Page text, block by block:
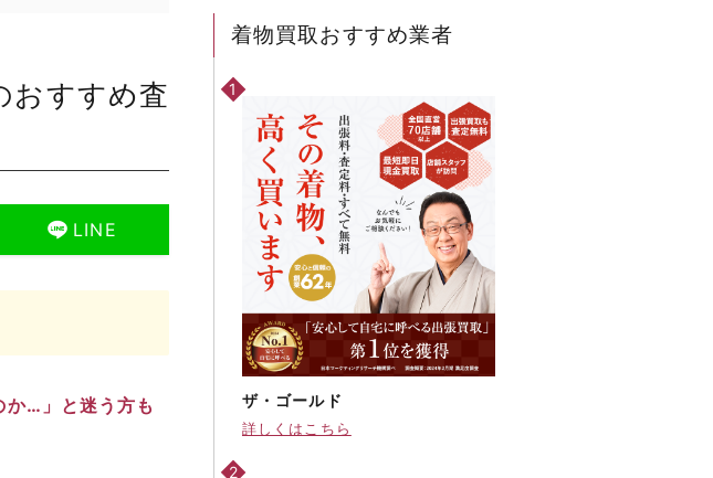
おすすめ査
LINE
か…」と迷う方も
着物買取おすすめ業者
ザ・ゴールド
詳しくはこちら